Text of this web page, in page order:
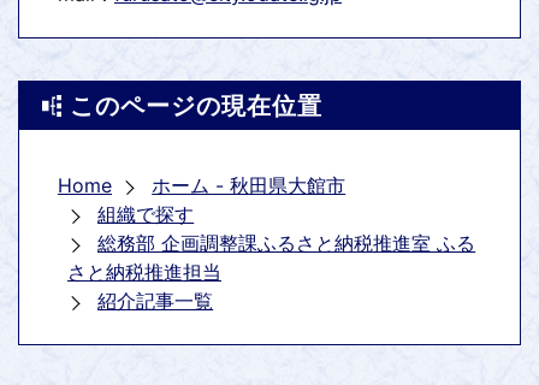
このページの現在位置
Home
ホーム - 秋田県大館市
組織で探す
総務部 企画調整課ふるさと納税推進室 ふる
さと納税推進担当
紹介記事一覧